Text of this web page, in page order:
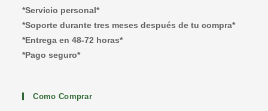
*Servicio personal*
*Soporte durante tres meses después de tu compra*
*Entrega en 48-72 horas*
*Pago seguro*
Como Comprar